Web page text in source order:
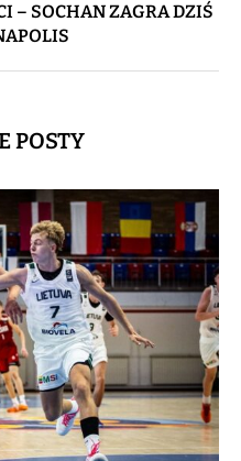
– SOCHAN ZAGRA DZIŚ
POSTY